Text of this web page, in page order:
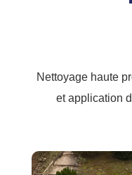
Nettoyage haute
et application